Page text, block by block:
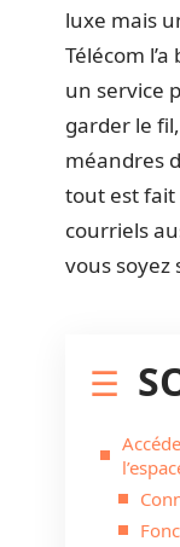
luxe mais
Télécom
un service
garder le
méandres
tout est fait
courriels
vous